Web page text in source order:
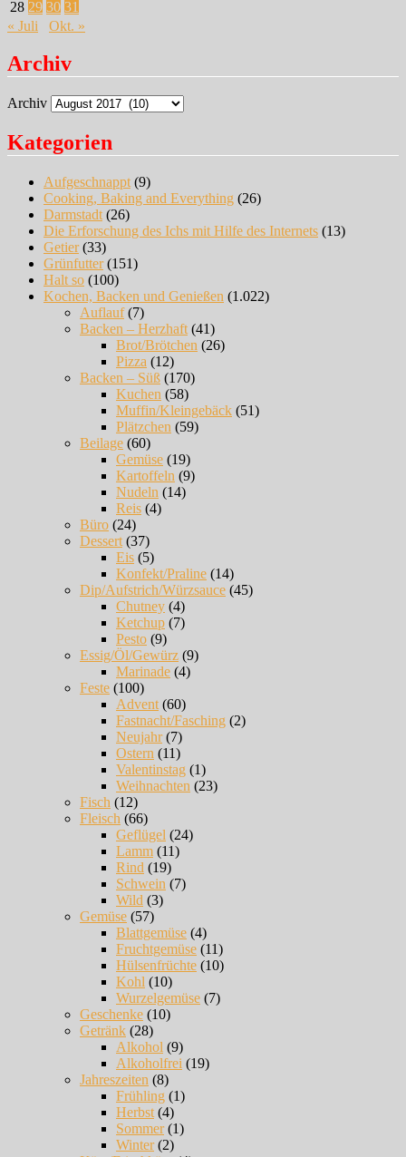
28 29 30 31
« Juli
Okt. »
Archiv
Archiv
Kategorien
Aufgeschnappt (9)
Cooking, Baking and Everything (26)
Darmstadt (26)
Die Erforschung des Ichs mit Hilfe des Internets (13)
Getier(33)
Grünfutter(151)
Halt so (100)
Kochen, Backen und Genießen (1.022)
Auflauf(7)
Backen – Herzhaft (41)
Brot/Brötchen (26)
Pizza (12)
Backen – Süß (170)
Kuchen (58)
Muffin/Kleingebäck (51)
Plätzchen (59)
Beilage (60)
Gemüse (19)
Kartoffeln (9)
Nudeln (14)
Reis (4)
Büro (24)
Dessert (37)
Eis (5)
Konfekt/Praline (14)
Dip/Aufstrich/Würzsauce (45)
Chutney (4)
Ketchup (7)
Pesto (9)
Essig/Öl/Gewürz (9)
Marinade (4)
Feste (100)
Advent (60)
Fastnacht/Fasching (2)
Neujahr(7)
Ostern (11)
Valentinstag (1)
Weihnachten (23)
Fisch (12)
Fleisch (66)
Geflügel (24)
Lamm (11)
Rind (19)
Schwein (7)
Wild (3)
Gemüse (57)
Blattgemüse (4)
Fruchtgemüse (11)
Hülsenfrüchte (10)
Kohl (10)
Wurzelgemüse (7)
Geschenke (10)
Getränk (28)
Alkohol (9)
Alkoholfrei (19)
Jahreszeiten (8)
Frühling (1)
Herbst (4)
Sommer(1)
Winter(2)